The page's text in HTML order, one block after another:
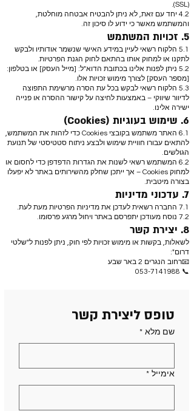
(SSL).
4.2 יחד עם זאת, לא ניתן להבטיח אבטחה מוחלטת,
והמשתמש מאשר כי ידוע לו סיכון זה.
5. זכויות המשתמש
5.1 הלקוח רשאי לעיין במידע האישי שנשמר אודותיו ולבקש
לתקנו או למחוק אותו בהתאם לחוק הגנת הפרטיות.
5.2 ניתן לפנות אלינו בכתובת הדוא"ל: [מייל העסק] או בטלפון:
[מספר העסק] לצורך מימוש זכויות אלו.
5.3 הלקוח רשאי לבקש בכל עת הסרה מרשימת התפוצה
לדיוור שיווקי – באמצעות לחיצה על קישור ההסרה או פנייה
ישירה אלינו.
6. שימוש בעוגיות (Cookies)
6.1 האתר משתמש בקובצי Cookies כדי לזהות את המשתמש,
להתאים עבורו חוויית שימוש ולבצע ניתוח סטטיסטי של תנועת
הגולשים.
6.2 המשתמש רשאי לשנות את הגדרות הדפדפן כדי לחסום או
למחוק Cookies – אך ייתכן שחלק מהשירותים באתר לא יפעלו
בצורה מיטבית.
7. עדכוני מדיניות
7.1 החברה רשאית לעדכן את מדיניות הפרטיות מעת לעת.
7.2 נוסח מעודכן יתפרסם באתר ויחול מרגע פרסומו.
8. יצירת קשר
לשאלות, בקשות או מימוש זכויות לפי חוק, ניתן לפנות ל"שלטי
דרום":
📧רחוב הנגרים 2 באר שבע
📞 053-7141988
טופס ליצירת קשר
שם מלא *
אימייל *